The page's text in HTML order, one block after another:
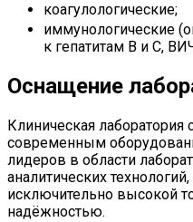
коагулологические;
иммунологические
к гепатитам В и С,
Оснащение
Клиническая
современным
лидеров в области
аналитических
исключительно высокой
надёжностью.